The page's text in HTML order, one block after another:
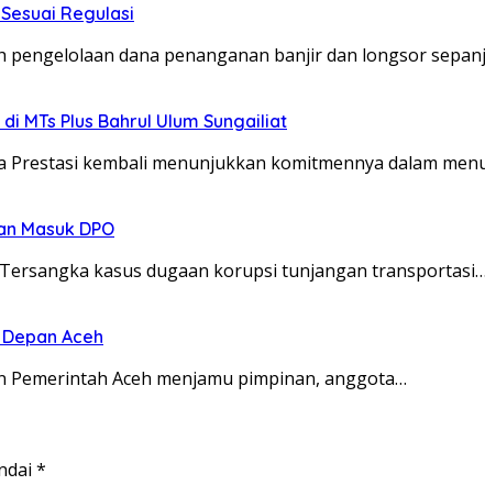
Regulasi
dana penanganan banjir dan longsor
MTs Plus Bahrul Ulum Sungailiat
kembali menunjukkan komitmennya dalam
Masuk DPO
kasus dugaan korupsi tunjangan transportasi…
Aceh
Pemerintah Aceh menjamu pimpinan, anggota…
*